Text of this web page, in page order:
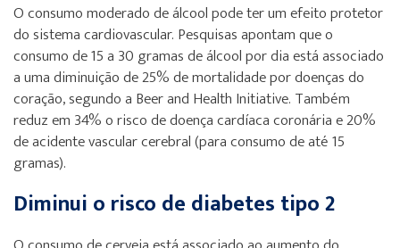
O consumo moderado de álcool pode ter um efeito protetor
do sistema cardiovascular. Pesquisas apontam que o
consumo de 15 a 30 gramas de álcool por dia está associado
a uma diminuição de 25% de mortalidade por doenças do
coração, segundo a Beer and Health Initiative. Também
reduz em 34% o risco de doença cardíaca coronária e 20%
de acidente vascular cerebral (para consumo de até 15
gramas).
Diminui o risco de diabetes tipo 2